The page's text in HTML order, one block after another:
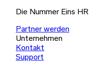
Die Nummer Eins
Partner werden
Unternehmen
Kontakt
Support